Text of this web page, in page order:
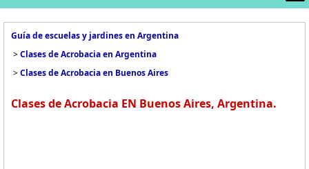
Guía de escuelas y jardines en Argentina
>Clases de Acrobacia en Argentina
>Clases de Acrobacia en Buenos Aires
Clases de Acrobacia EN Buenos Aires, Argentina.